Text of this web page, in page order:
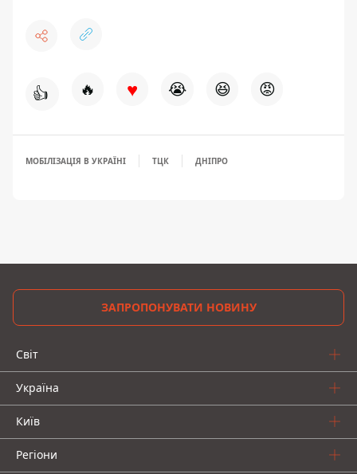
👍 🔥 ♥ 😭 😆 😡
МОБІЛІЗАЦІЯ В УКРАЇНІ ТЦК ДНІПРО
ЗАПРОПОНУВАТИ НОВИНУ
Світ
Україна
Київ
Регіони